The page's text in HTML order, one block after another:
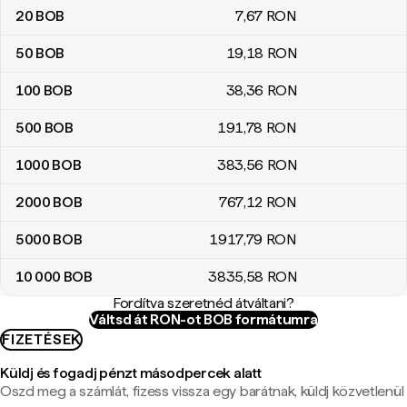
20 BOB 7,67 RON
50 BOB 19,18 RON
100 BOB 38,36 RON
500 BOB 191,78 RON
1000 BOB 383,56 RON
2000 BOB 767,12 RON
5000 BOB 1917,79 RON
10 000 BOB 3835,58 RON
Fordítva szeretnéd átváltani?
Váltsd át RON-ot BOB formátumra
FIZETÉSEK
Küldj és fogadj pénzt másodpercek alatt
Oszd meg a számlát, fizess vissza egy barátnak, küldj közvetlenül